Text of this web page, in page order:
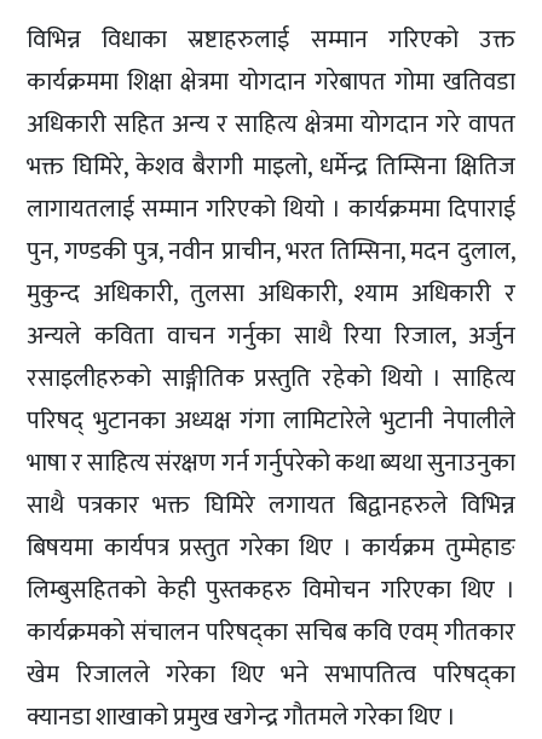
विभिन्न विधाका स्रष्टाहरुलाई सम्मान गरिएको उक्त
कार्यक्रममा शिक्षा क्षेत्रमा योगदान गरेबापत गोमा खतिवडा
अधिकारी सहित अन्य र साहित्य क्षेत्रमा योगदान गरे वापत
भक्त घिमिरे, केशव बैरागी माइलो, धर्मेन्द्र तिम्सिना क्षितिज
लागायतलाई सम्मान गरिएको थियो । कार्यक्रममा दिपाराई
पुन, गण्डकी पुत्र, नवीन प्राचीन, भरत तिम्सिना, मदन दुलाल,
मुकुन्द अधिकारी, तुलसा अधिकारी, श्याम अधिकारी र
अन्यले कविता वाचन गर्नुका साथै रिया रिजाल, अर्जुन
रसाइलीहरुको साङ्गीतिक प्रस्तुति रहेको थियो । साहित्य
परिषद् भुटानका अध्यक्ष गंगा लामिटारेले भुटानी नेपालीले
भाषा र साहित्य संरक्षण गर्न गर्नुपरेको कथा ब्यथा सुनाउनुका
साथै पत्रकार भक्त घिमिरे लगायत बिद्वानहरुले विभिन्न
बिषयमा कार्यपत्र प्रस्तुत गरेका थिए । कार्यक्रम तुम्मेहाङ
लिम्बुसहितको केही पुस्तकहरु विमोचन गरिएका थिए ।
कार्यक्रमको संचालन परिषद्का सचिब कवि एवम् गीतकार
खेम रिजालले गरेका थिए भने सभापतित्व परिषद्का
क्यानडा शाखाको प्रमुख खगेन्द्र गौतमले गरेका थिए ।